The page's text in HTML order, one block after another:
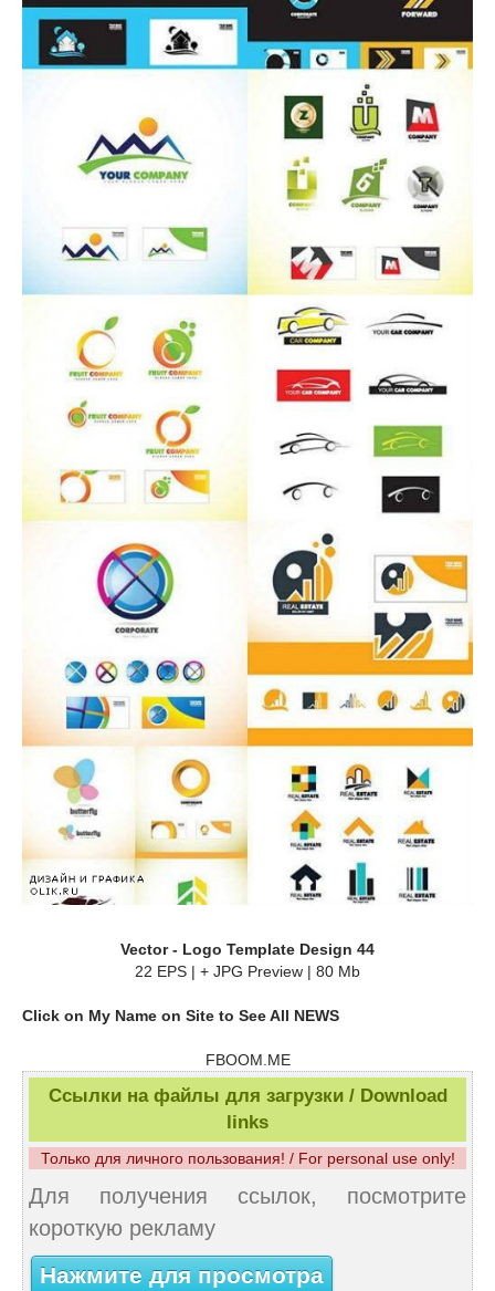
Vector - Logo Template Design 44
22 EPS | + JPG Preview | 80 Mb
Click on My Name on Site to See All NEWS
FBOOM.ME
Ссылки на файлы для загрузки / Download
links
Только для личного пользования! / For personal use only!
Для получения ссылок, посмотрите
короткую рекламу
Нажмите для просмотра